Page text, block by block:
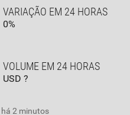
VARIAÇÃO EM 24 HORAS
0%
VOLUME EM 24 HORAS
USD ?
há 2 minutos